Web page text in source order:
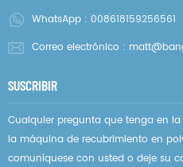
WhatsApp : 008618159256561
Correo electrónico :
SUSCRIBIR
Cualquier pregunta que tenga en
la máquina de recubrimiento en
comuníquese con usted o deje su